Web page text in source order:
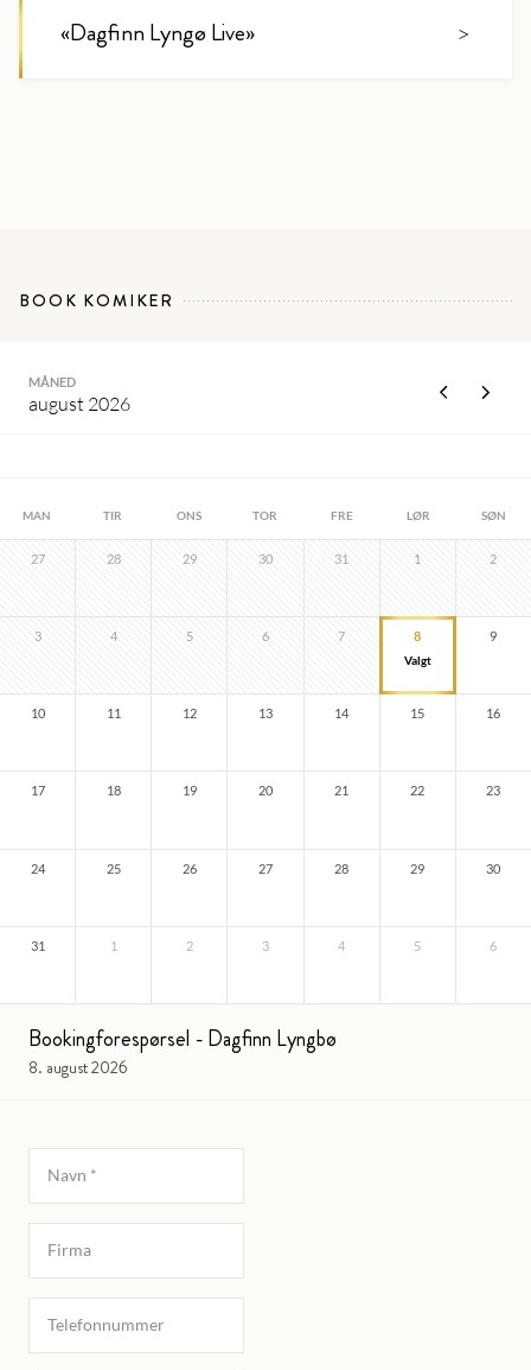
«Dagfinn Lyngø Live» >
BOOK KOMIKER
MÅNED
august 2026
MAN TIR ONS TOR FRE LØR SØN
27 28 29 30 31 1 2
3 4 5 6 7 8 9
10 11 12 13 14 15 16
17 18 19 20 21 22 23
24 25 26 27 28 29 30
31 1 2 3 4 5 6
Bookingforespørsel - Dagfinn Lyngbø
8. august 2026